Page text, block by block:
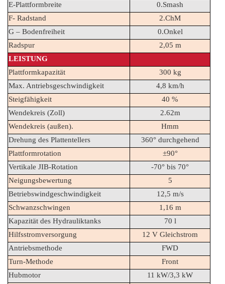
E-Plattformbreite
0.Smash
F- Radstand
2.ChM
G – Bodenfreiheit
0.Onkel
Radspur
2,05 m
LEISTUNG
Plattformkapazität
300 kg
Max. Antriebsgeschwindigkeit
4,8 km/h
Steigfähigkeit
40 %
Wendekreis (Zoll)
2.62m
Wendekreis (außen).
Hmm
Drehung des Plattentellers
360° durchgehend
Plattformrotation
±90°
Vertikale JIB-Rotation
-70° bis 70°
Neigungsbewertung
5
Betriebswindgeschwindigkeit
12,5 m/s
Schwanzschwingen
1,16 m
Kapazität des Hydrauliktanks
70 l
Hilfsstromversorgung
12 V Gleichstrom
Antriebsmethode
FWD
Turn-Methode
Front
Hubmotor
11 kW/3,3 kW